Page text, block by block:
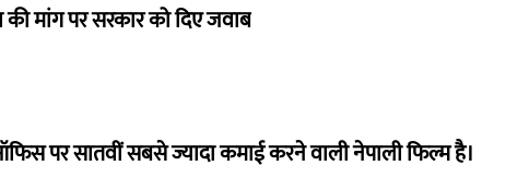
की मांग पर सरकार को दिए जवाब
पर सातवीं सबसे ज्यादा कमाई करने वाली नेपाली फिल्म है।